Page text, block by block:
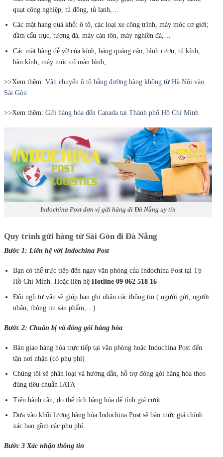
quạt công nghiệp, tủ đông, tủ lạnh,…
Các mặt hang quá khổ: ô tô, các loại xe công trình, máy móc cơ giới;
dầm cẩu trục, tượng đá, máy cán tôn, máy nghiền đá,…
Các mặt hàng dễ vỡ của kính, bảng quảng cáo, bình rượu, tủ kính,
bàn kính, máy móc có màn hình,…
>>Xem thêm: Vận chuyển ô tô bằng đường hàng không từ Hà Nội vào
Sài Gòn
>>Xem thêm: Gửi hàng hóa đến Canada tại Thành phố Hồ Chí Minh
Indochina Post đơn vị gửi hàng đi Đà Nẵng uy tín
Quy trình gửi hàng từ Sài Gòn đi Đà Nẵng
Bước 1: Liên hệ với Indochina Post
Bạn có thể trực tiếp đến ngay văn phòng của Indochina Post tại Tp
Hồ Chí Minh. Hoặc liên hệHotline 09 062 518 16
Đội ngũ tư vấn sẽ giúp bạn ghi nhận các thông tin ( người gửi, người
nhận, thông tin sản phẩm,…)
Bước 2: Chuẩn bị và đóng gói hàng hóa
Bàn giao hàng hóa trực tiếp tại văn phòng hoặc Indochina Post đến
tận nơi nhận (có phụ phí)
Chúng tôi sẽ phân loại và hướng dẫn, hỗ trợ đóng gói hàng hóa theo
đúng tiêu chuẩn IATA
Tiến hành cân, đo thể tích hàng hóa để tính giá cước.
Dựa vào khối lượng hàng hóa Indochina Post sẽ báo mức giá chính
xác bao gồm các phụ phí.
Bước 3 Xác nhận thông tin